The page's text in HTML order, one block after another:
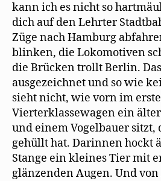
kann ich es nicht so
dich auf den Lehrter
Züge nach Hamburg
blinken, die Lokomotiven
die Brücken trollt Berlin.
ausgezeichnet und so wie
sieht nicht, wie vorn im
Vierterklassewagen ein
und einem Vogelbauer sitzt,
gehüllt hat. Darinnen hockt
Stange ein kleines Tier mit
glänzenden Augen. Und von